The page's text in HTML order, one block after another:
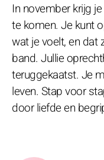
In november krijg
te komen. Je kunt
wat je voelt, en dat
band. Jullie
teruggekaatst. Je
leven. Stap voor
door liefde en